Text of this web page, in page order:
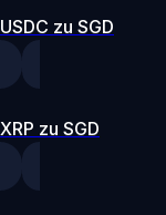
USDC zu SGD
XRP zu SGD